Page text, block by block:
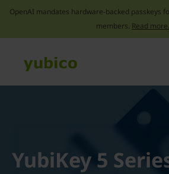
OpenAI mandates hardware-backed passkeys
members. Read more.
YubiKey 5